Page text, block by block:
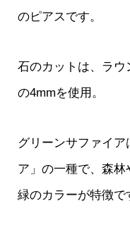
のピアスです。
石のカットは、ラウ
の4mmを使用。
グリーンサファイ
ア」の一種で、森
緑のカラーが特徴で